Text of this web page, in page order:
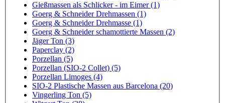
Gießmassen als Schlicker - im Eimer (1)
Goerg & Schneider Drehmassen (1)
Goerg & Schneider Drehmasse (1)
Goerg & Schneider schamottierte Massen (2)
Jäger Ton (3)
Paperclay (2)
Porzellan (5)
Porzellan (SIO-2 Collet) (5)
Porzellan Limoges (4)
SIO-2 Plastische Massen aus Barcelona (20)
Vingerling Ton (5)